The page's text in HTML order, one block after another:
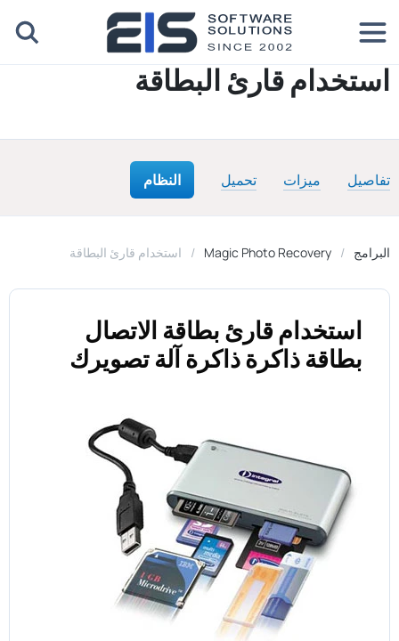
استخدام قارئ البطاقة
تفاصيل ميزات تحميل النظام
البرامج Magic Photo Recovery استخدام قارئ البطاقة
استخدام قارئ بطاقة الاتصال
بطاقة ذاكرة ذاكرة آلة تصويرك